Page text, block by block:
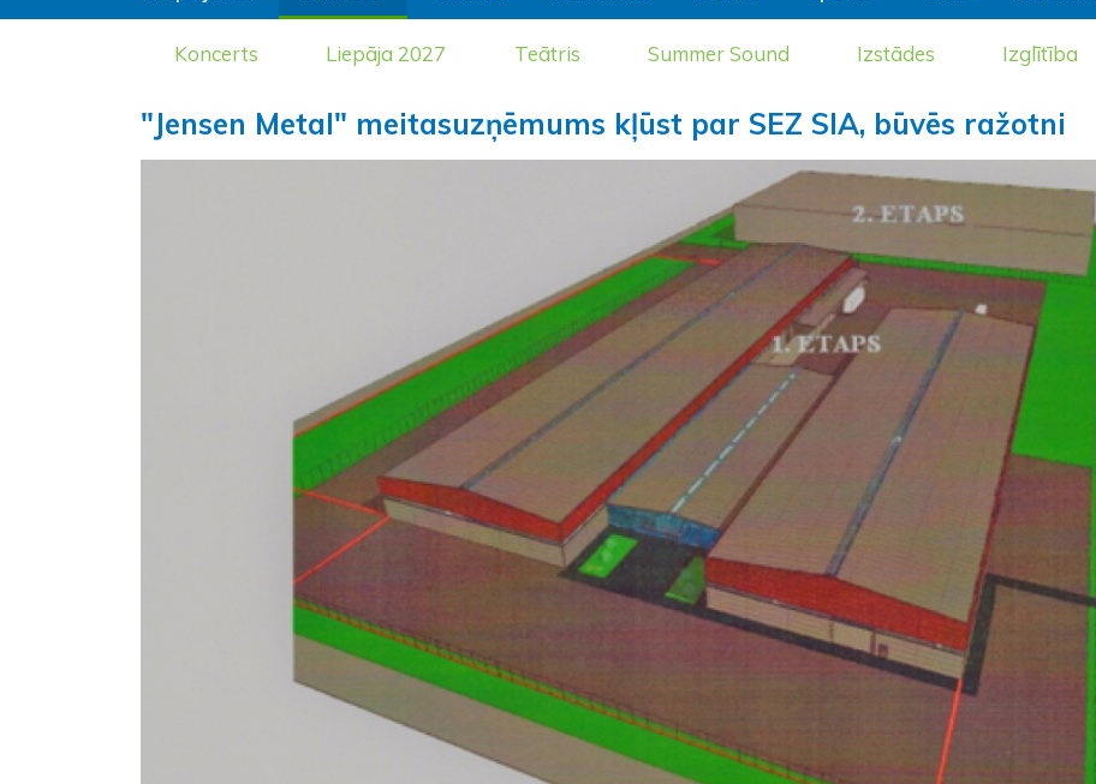
Koncerts Liepāja 2027 Teātris Summer Sound Izstādes Izglītība
"Jensen Metal" meitasuzņēmums kļūst par SEZ SIA, būvēs ražotni